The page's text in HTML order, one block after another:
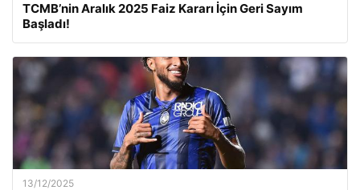
TCMB’nin Aralık 2025 Faiz Kararı İçin Geri Sayım
Başladı!
13/12/2025